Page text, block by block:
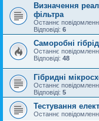
Визначення
фільтра
Останнє
Відповіді: 6
Саморобні
Останнє
Відповіді: 48
Гібридні
Останнє
Відповіді: 5
Тестування
Останнє